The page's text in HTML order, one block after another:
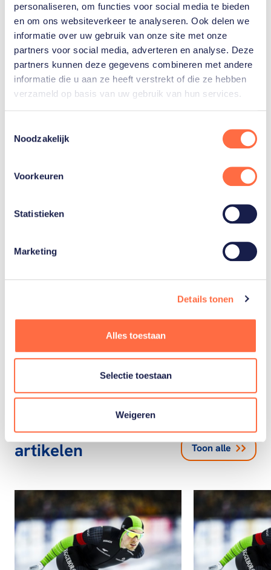
personaliseren, om functies voor social media te bieden
en om ons websiteverkeer te analyseren. Ook delen we
informatie over uw gebruik van onze site met onze
partners voor social media, adverteren en analyse. Deze
partners kunnen deze gegevens combineren met andere
informatie die u aan ze heeft verstrekt of die ze hebben
verzameld op basis van uw gebruik van hun services.
Noodzakelijk
Voorkeuren
Statistieken
Marketing
Details tonen
Alles toestaan
Selectie toestaan
Weigeren
Gerelateerde sporters
Patrick
Roest
Schaatsen
Gerelateerde
artikelen
Toon alle